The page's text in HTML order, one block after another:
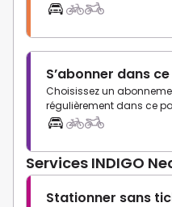
S’abonner dans
Choisissez un
régulièrement dans ce
Services INDIGO
Stationner sans